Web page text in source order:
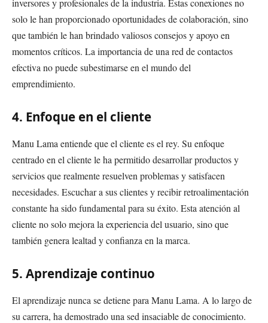
solo le han proporcionado oportunidades de colaboración, sino
que también le han brindado valiosos consejos y apoyo en
momentos críticos. La importancia de una red de contactos
efectiva no puede subestimarse en el mundo del
emprendimiento.
4. Enfoque en el cliente
Manu Lama entiende que el cliente es el rey. Su enfoque
centrado en el cliente le ha permitido desarrollar productos y
servicios que realmente resuelven problemas y satisfacen
necesidades. Escuchar a sus clientes y recibir retroalimentación
constante ha sido fundamental para su éxito. Esta atención al
cliente no solo mejora la experiencia del usuario, sino que
también genera lealtad y confianza en la marca.
5. Aprendizaje continuo
El aprendizaje nunca se detiene para Manu Lama. A lo largo de
su carrera, ha demostrado una sed insaciable de conocimiento.